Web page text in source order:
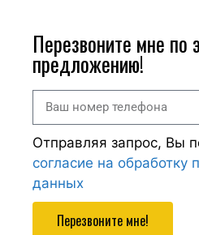
Перезвоните мне по
предложению!
Отправляя запрос, Вы
согласие на обработку
данных
Перезвоните мне!